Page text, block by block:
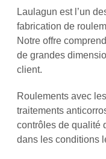
Laulagun est l’un
fabrication de
Notre offre
de grandes
client.
Roulements avec
traitements
contrôles de qualité
dans les conditions